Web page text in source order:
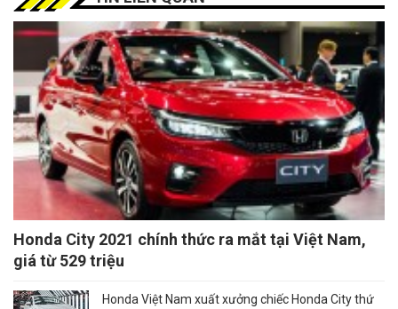
Honda City 2021 chính thức ra mắt tại Việt Nam,
giá từ 529 triệu
Honda Việt Nam xuất xưởng chiếc Honda City thứ